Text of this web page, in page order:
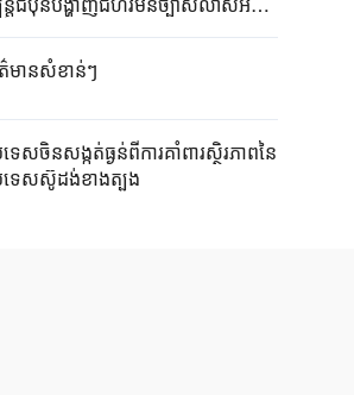
ត្រី​ជប៉ុន​បង្ហាញជំហរមិន​ច្បាស់​លាស់​អំពី
ោលការណ៍បី​គ្មាននុយក្លេអ៊ែរ​”​
មានសំខាន់ៗ
ទេសចិនសង្កត់ធ្ងន់ពីការគាំពារស្ថិរភាពនៃ
ទេសស៊ូដង់ខាងត្បូង